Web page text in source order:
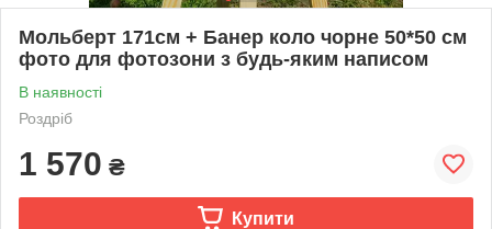
Мольберт 171см + Банер коло чорне 50*50 см
фото для фотозони з будь-яким написом
В наявності
Роздріб
1 570 ₴
Купити